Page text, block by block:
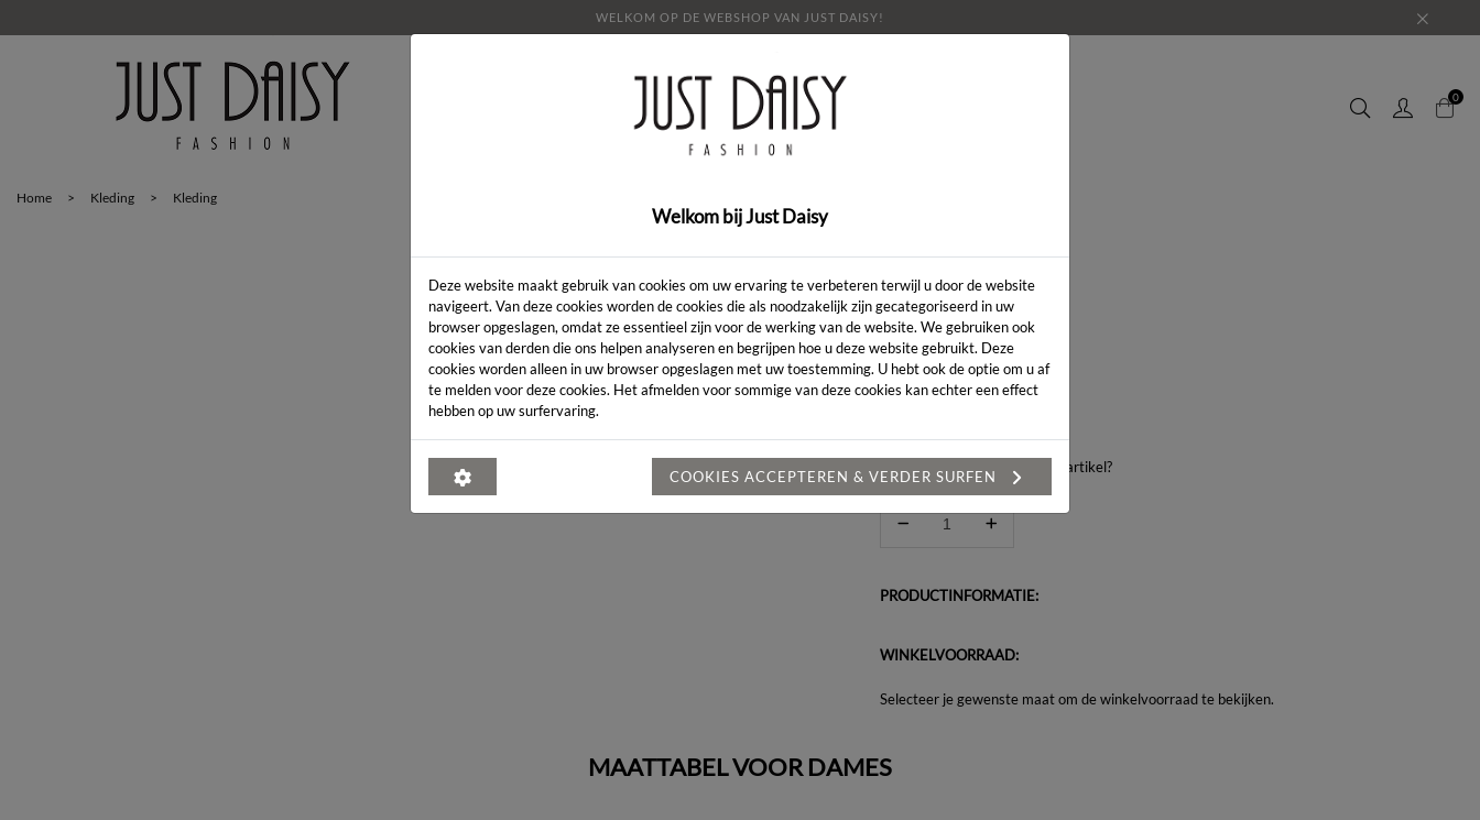
WELKOM OP DE WEBSHOP VAN JUST DAISY!
SALE OVER ONS LOOKBOOK
CONTACT
0
Home > Kleding > Kleding
LENGTE: *
KLEUR:
Heeft u een vraag over dit artikel?
PRODUCTINFORMATIE:
WINKELVOORRAAD:
Selecteer je gewenste maat om de winkelvoorraad te bekijken.
MAATTABEL VOOR DAMES
Welkom bij Just Daisy
Deze website maakt gebruik van cookies om uw ervaring te verbeteren terwijl u door de website
navigeert. Van deze cookies worden de cookies die als noodzakelijk zijn gecategoriseerd in uw
browser opgeslagen, omdat ze essentieel zijn voor de werking van de website. We gebruiken ook
cookies van derden die ons helpen analyseren en begrijpen hoe u deze website gebruikt. Deze
cookies worden alleen in uw browser opgeslagen met uw toestemming. U hebt ook de optie om u af
te melden voor deze cookies. Het afmelden voor sommige van deze cookies kan echter een effect
hebben op uw surfervaring.
COOKIES ACCEPTEREN & VERDER SURFEN